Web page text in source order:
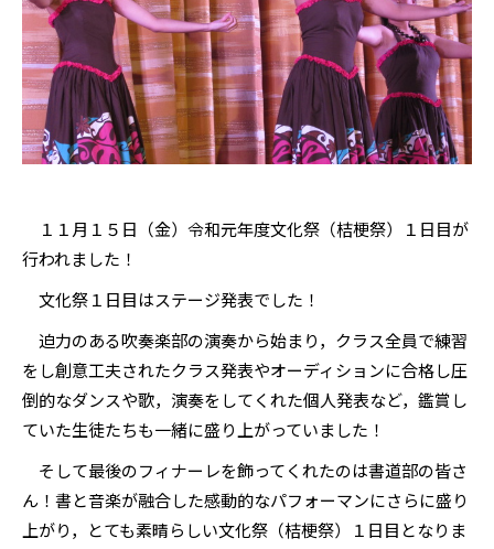
１１月１５日（金）令和元年度文化祭（桔梗祭）１日目が
行われました！
文化祭１日目はステージ発表でした！
迫力のある吹奏楽部の演奏から始まり，クラス全員で練習
をし創意工夫されたクラス発表やオーディションに合格し圧
倒的なダンスや歌，演奏をしてくれた個人発表など，鑑賞し
ていた生徒たちも一緒に盛り上がっていました！
そして最後のフィナーレを飾ってくれたのは書道部の皆さ
ん！書と音楽が融合した感動的なパフォーマンにさらに盛り
上がり，とても素晴らしい文化祭（桔梗祭）１日目となりま